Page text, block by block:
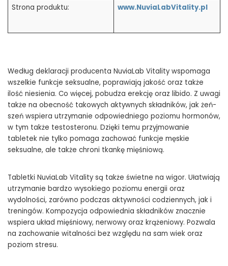
Strona produktu: www.NuviaLabVitality.pl
Według deklaracji producenta NuviaLab Vitality wspomaga
wszelkie funkcje seksualne, poprawiają jakość oraz także
ilość niesienia. Co więcej, pobudza erekcję oraz libido. Z uwagi
także na obecność takowych aktywnych składników, jak żeń-
szeń wspiera utrzymanie odpowiedniego poziomu hormonów,
w tym także testosteronu. Dzięki temu przyjmowanie
tabletek nie tylko pomaga zachować funkcje męskie
seksualne, ale także chroni tkankę mięśniową.
Tabletki NuviaLab Vitality są także świetne na wigor. Ułatwiają
utrzymanie bardzo wysokiego poziomu energii oraz
wydolności, zarówno podczas aktywności codziennych, jak i
treningów. Kompozycja odpowiednia składników znacznie
wspiera układ mięśniowy, nerwowy oraz krążeniowy. Pozwala
na zachowanie witalności bez względu na sam wiek oraz
poziom stresu.